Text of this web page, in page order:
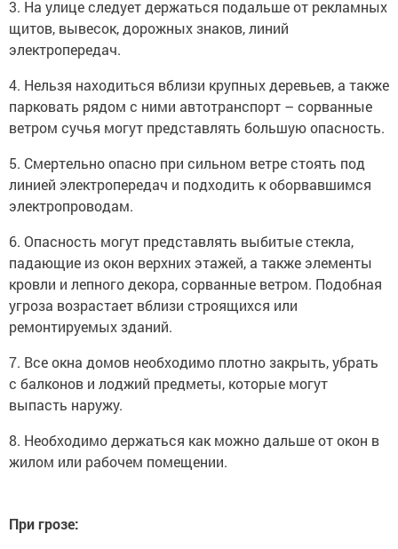
3. На улице следует держаться подальше от рекламных
щитов, вывесок, дорожных знаков, линий
электропередач.
4. Нельзя находиться вблизи крупных деревьев, а также
парковать рядом с ними автотранспорт – сорванные
ветром сучья могут представлять большую опасность.
5. Смертельно опасно при сильном ветре стоять под
линией электропередач и подходить к оборвавшимся
электропроводам.
6. Опасность могут представлять выбитые стекла,
падающие из окон верхних этажей, а также элементы
кровли и лепного декора, сорванные ветром. Подобная
угроза возрастает вблизи строящихся или
ремонтируемых зданий.
7. Все окна домов необходимо плотно закрыть, убрать
с балконов и лоджий предметы, которые могут
выпасть наружу.
8. Необходимо держаться как можно дальше от окон в
жилом или рабочем помещении.
При грозе: